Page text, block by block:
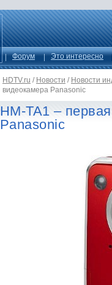
Форум Это интересно
HDTV.ru / Новости / Новости
видеокамера Panasonic
HM-TA1 –
Panasonic